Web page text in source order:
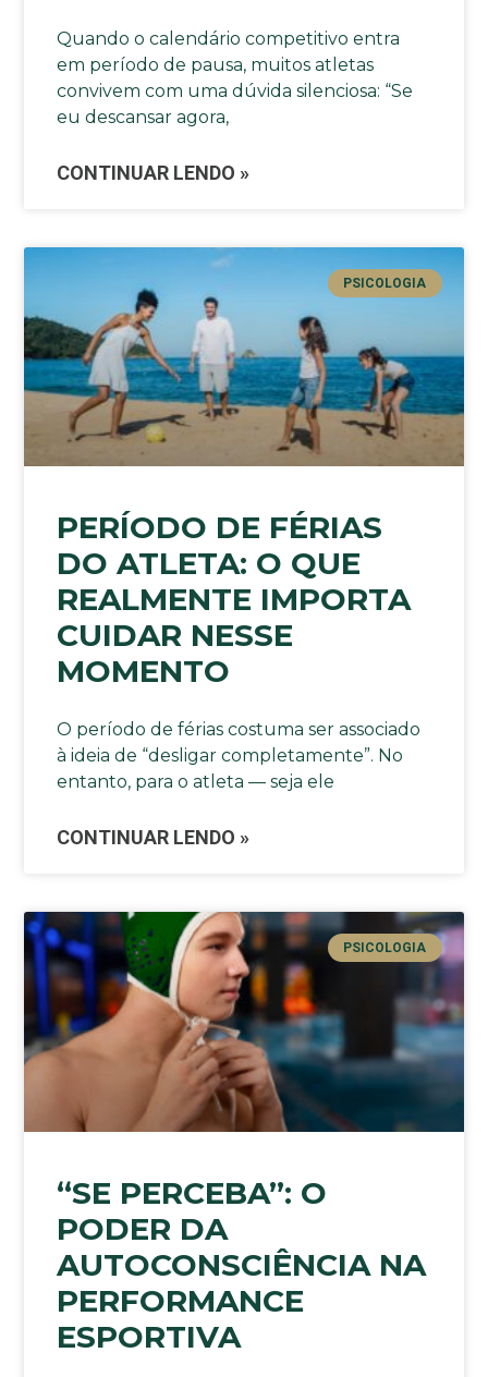
Quando o calendário competitivo entra
em período de pausa, muitos atletas
convivem com uma dúvida silenciosa: “Se
eu descansar agora,
CONTINUAR LENDO »
PSICOLOGIA
PERÍODO DE FÉRIAS
DO ATLETA: O QUE
REALMENTE IMPORTA
CUIDAR NESSE
MOMENTO
O período de férias costuma ser associado
à ideia de “desligar completamente”. No
entanto, para o atleta — seja ele
CONTINUAR LENDO »
PSICOLOGIA
“SE PERCEBA”: O
PODER DA
AUTOCONSCIÊNCIA NA
PERFORMANCE
ESPORTIVA